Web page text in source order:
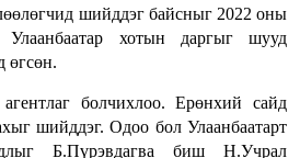
шийддэг байсныг 2022 оны
Улаанбаатар хотын даргыг шууд
өгсөн.
болчихлоо. Ерөнхий сайд
шийддэг. Одоо бол Улаанбаатарт
Б.Пүрэвдагва биш Н.Учрал